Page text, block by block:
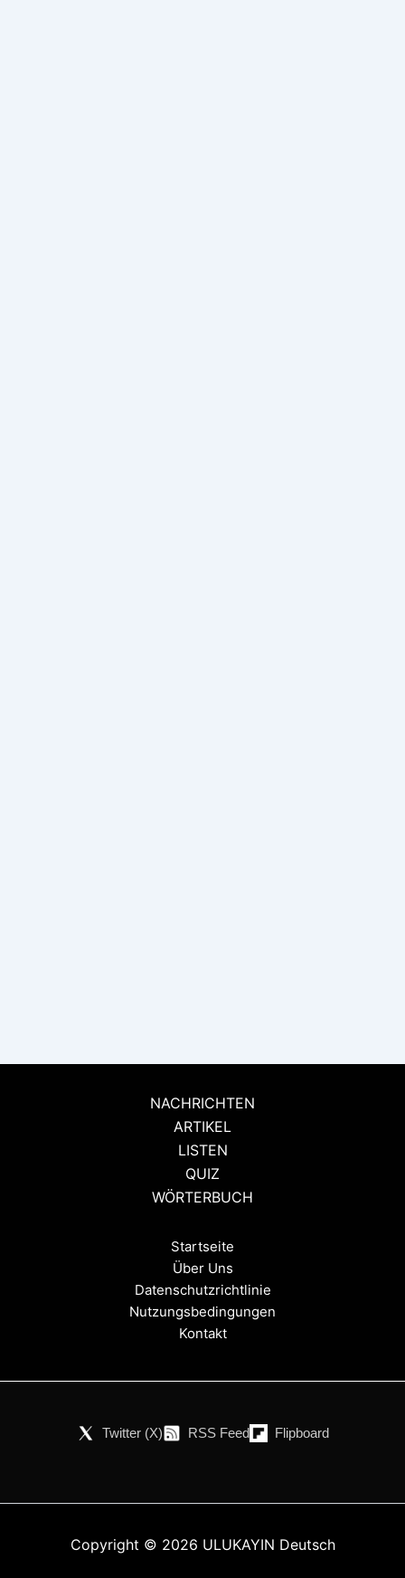
NACHRICHTEN
ARTIKEL
LISTEN
QUIZ
WÖRTERBUCH
Startseite
Über Uns
Datenschutzrichtlinie
Nutzungsbedingungen
Kontakt
Twitter (X) RSS Feed Flipboard
Copyright © 2026 ULUKAYIN Deutsch